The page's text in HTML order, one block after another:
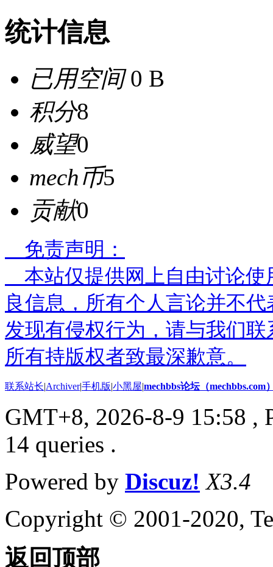
统计信息
已用空间0 B
积分8
威望0
mech币5
贡献0
免责声明：
本站仅提供网上自由讨论使
良信息，所有个人言论并不
发现有侵权行为，请与我们
所有持版权者致最深歉意。
联系站长|Archiver|手机版|小黑屋|mechbbs论坛（mechbbs.com
GMT+8, 2026-8-9 15:58 ,
14 queries .
Powered by Discuz! X3.4
Copyright © 2001-2020,
返回顶部